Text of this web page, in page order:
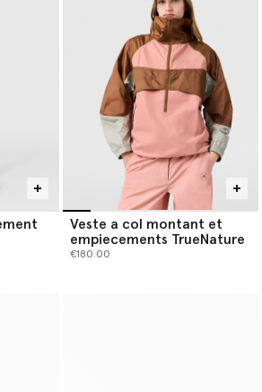
Veste a col montant et
empiecements TrueNature
€180.00